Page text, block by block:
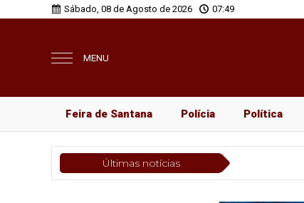
Sábado, 08 de Agosto de 2026 07:49
MENU
Feira de Santana Polícia Política
Últimas notícias